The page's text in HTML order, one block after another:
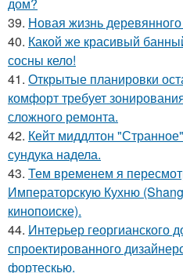
39. Новая жизнь
40. Какой же красивый
сосны кело!
41. Открытые планировки
комфорт требует
сложного ремонта.
42. Кейт миддлтон
сундука надела.
43. Тем временем я
Императорскую Кухню
кинопоиске).
44. Интерьер георгианского
спроектированного
фортескью.